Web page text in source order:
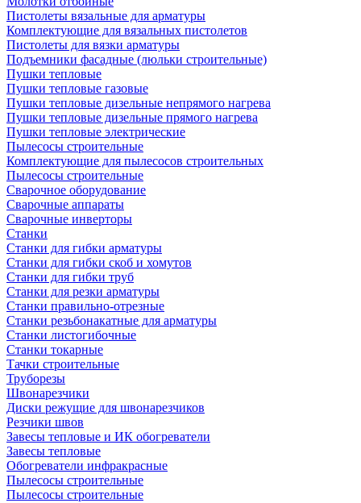
Пистолеты вязальные для арматуры
Комплектующие для вязальных пистолетов
Пистолеты для вязки арматуры
Подъемники фасадные (люльки строительные)
Пушки тепловые
Пушки тепловые газовые
Пушки тепловые дизельные непрямого нагрева
Пушки тепловые дизельные прямого нагрева
Пушки тепловые электрические
Пылесосы строительные
Комплектующие для пылесосов строительных
Пылесосы строительные
Сварочное оборудование
Сварочные аппараты
Сварочные инверторы
Станки
Станки для гибки арматуры
Станки для гибки скоб и хомутов
Станки для гибки труб
Станки для резки арматуры
Станки правильно-отрезные
Станки резьбонакатные для арматуры
Станки листогибочные
Станки токарные
Тачки строительные
Труборезы
Швонарезчики
Диски режущие для швонарезчиков
Резчики швов
Завесы тепловые и ИК обогреватели
Завесы тепловые
Обогреватели инфракрасные
Пылесосы строительные
Пылесосы строительные